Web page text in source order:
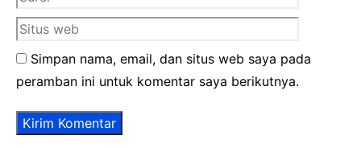
web
Simpan nama, email, dan situs web saya pada
peramban ini untuk komentar saya berikutnya.